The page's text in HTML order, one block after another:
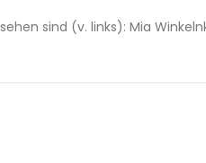
sind (v. links): Mia